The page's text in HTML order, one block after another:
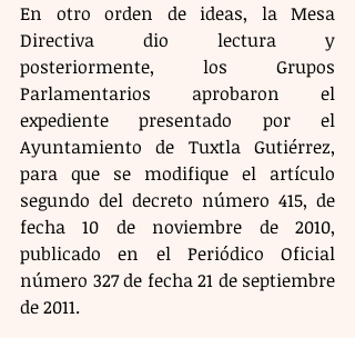
En otro orden de ideas, la Mesa
Directiva dio lectura y
posteriormente, los Grupos
Parlamentarios aprobaron el
expediente presentado por el
Ayuntamiento de Tuxtla Gutiérrez,
para que se modifique el artículo
segundo del decreto número 415, de
fecha 10 de noviembre de 2010,
publicado en el Periódico Oficial
número 327 de fecha 21 de septiembre
de 2011.